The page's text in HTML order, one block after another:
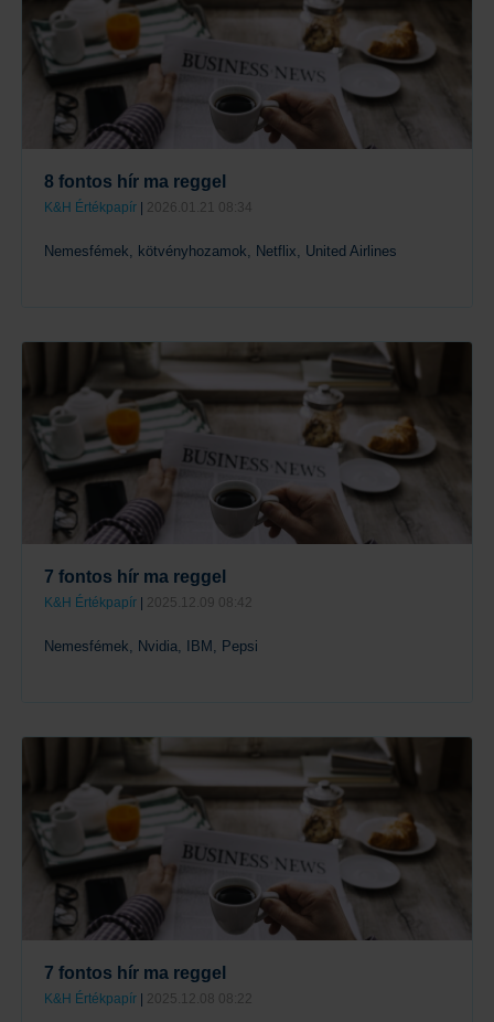
8 fontos hír ma reggel
K&H Értékpapír | 2026.01.21 08:34
Nemesfémek, kötvényhozamok, Netflix, United Airlines
7 fontos hír ma reggel
K&H Értékpapír 2025.12.09 08:42
Nemesfémek, Nvidia, IBM, Pepsi
7 fontos hír ma reggel
K&H Értékpapír | 2025.12.08 08:22